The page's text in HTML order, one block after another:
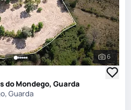
Ver
6
do Mondego, Guarda
Guarda